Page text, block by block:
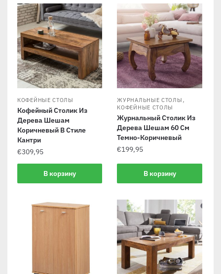
КОФЕЙНЫЕ СТОЛЫ
Кофейный Столик Из
Дерева Шешам
Коричневый В Стиле
Кантри
€309,95
В корзину
ЖУРНАЛЬНЫЕ СТОЛЫ ,
КОФЕЙНЫЕ СТОЛЫ
Журнальный Столик Из
Дерева Шешам 60 См
Темно-Коричневый
€199,95
В корзину